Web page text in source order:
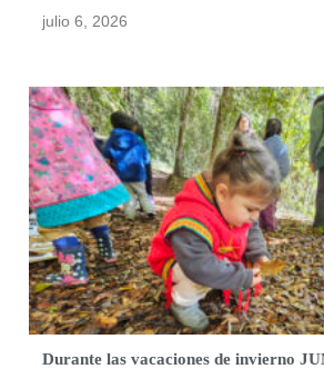
julio 6, 2026
Durante las vacaciones de invierno